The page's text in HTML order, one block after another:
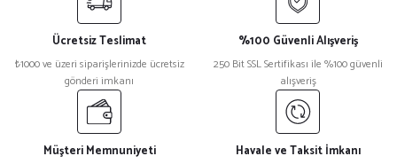
Ücretsiz Teslimat
₺1000 ve üzeri siparişlerinizde ücretsiz
gönderi imkanı
%100 Güvenli Alışveriş
250 Bit SSL Sertifikası ile %100 güvenli
alışveriş
Müşteri Memnuniyeti Havale ve Taksit İmkanı